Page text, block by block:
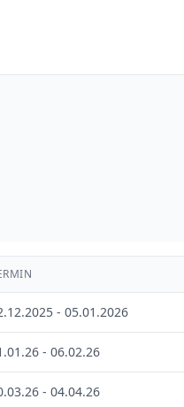
- 05.01.2026
- 06.02.26
- 04.04.26